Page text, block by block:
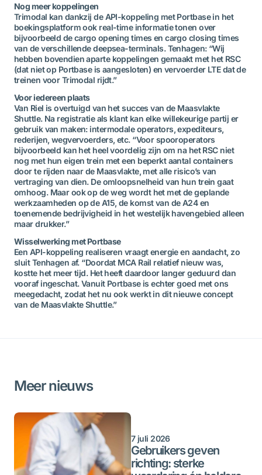
Nog meer koppelingen
Trimodal kan dankzij de API-koppeling met Portbase in het
boekingsplatform ook real-time informatie tonen over
bijvoorbeeld de cargo opening times en cargo closing times
van de verschillende deepsea-terminals. Tenhagen: “Wij
hebben bovendien aparte koppelingen gemaakt met het RSC
(dat niet op Portbase is aangesloten) en vervoerder LTE dat de
treinen voor Trimodal rijdt.”
Voor iedereen plaats
Van Riel is overtuigd van het succes van de Maasvlakte
Shuttle. Na registratie als klant kan elke willekeurige partij er
gebruik van maken: intermodale operators, expediteurs,
rederijen, wegvervoerders, etc. “Voor spooroperators
bijvoorbeeld kan het heel voordelig zijn om na het RSC niet
nog met hun eigen trein met een beperkt aantal containers
door te rijden naar de Maasvlakte, met alle risico’s van
vertraging van dien. De omloopsnelheid van hun trein gaat
omhoog. Maar ook op de weg wordt het met de geplande
werkzaamheden op de A15, de komst van de A24 en
toenemende bedrijvigheid in het westelijk havengebied alleen
maar drukker.”
Wisselwerking met Portbase
Een API-koppeling realiseren vraagt energie en aandacht, zo
sluit Tenhagen af. “Doordat MCA Rail relatief nieuw was,
kostte het meer tijd. Het heeft daardoor langer geduurd dan
vooraf ingeschat. Vanuit Portbase is echter goed met ons
meegedacht, zodat het nu ook werkt in dit nieuwe concept
van de Maasvlakte Shuttle.”
Meer nieuws
7 juli 2026
Gebruikers geven
richting: sterke